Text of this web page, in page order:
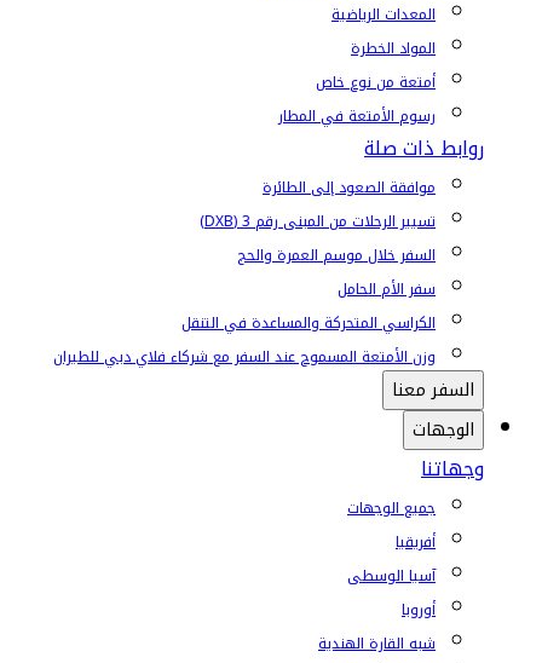
المعدات الرياضية
المواد الخطرة
أمتعة من نوع خاص
رسوم الأمتعة في المطار
روابط ذات صلة
موافقة الصعود إلى الطائرة
تسيير الرحلات من المبنى رقم 3 (DXB)
السفر خلال موسم العمرة والحج
سفر الأم الحامل
الكراسي المتحركة والمساعدة في التنقل
وزن الأمتعة المسموح عند السفر مع شركاء فلاي دبي للطيران
السفر معنا
الوجهات
وجهاتنا
جميع الوجهات
أفريقيا
آسيا الوسطى
أوروبا
شبه القارة الهندية